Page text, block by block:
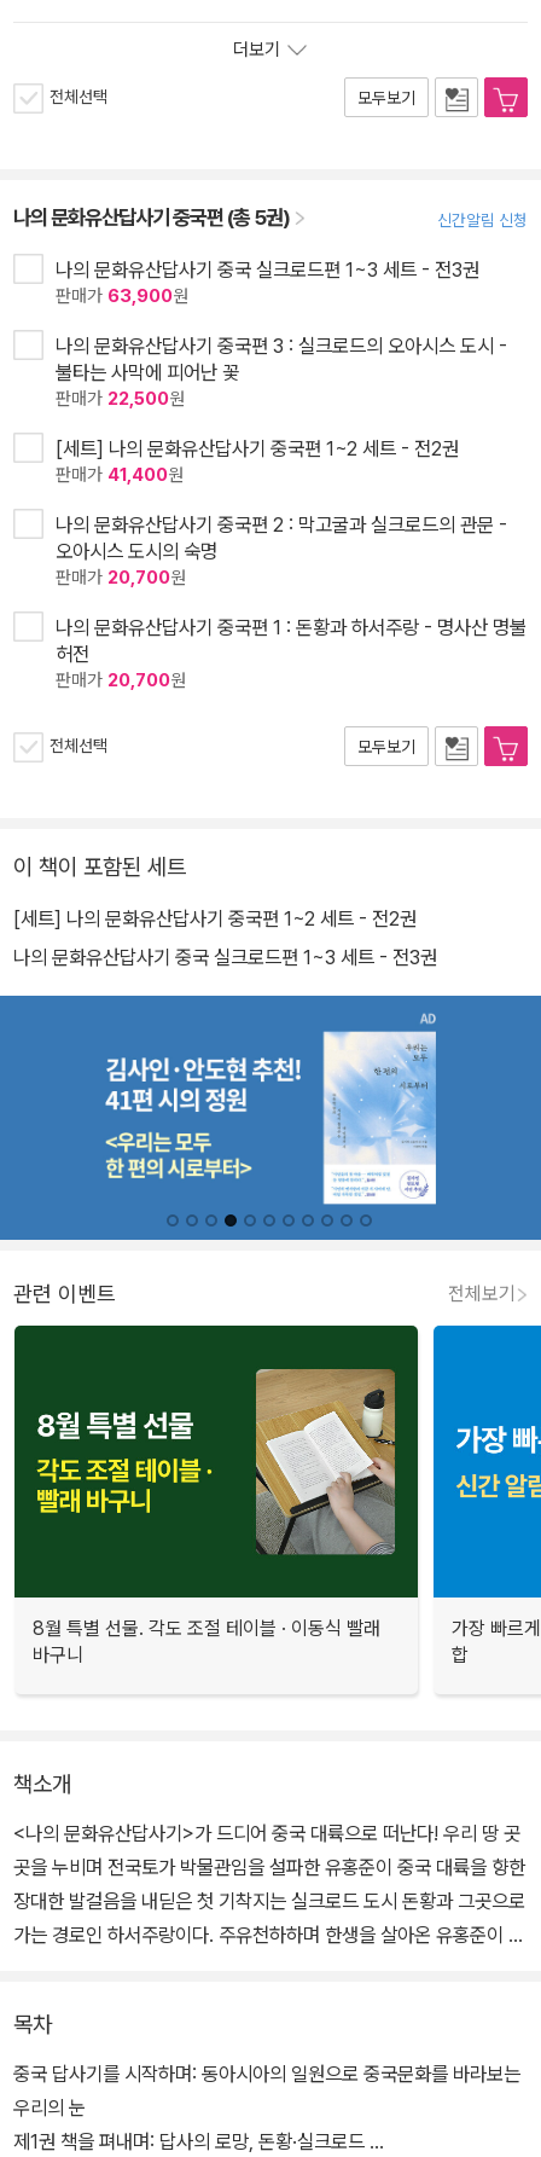
더보기
전체선택 모두보기
나의 문화유산답사기 중국편 (총 5권) 신간알림 신청
나의 문화유산답사기 중국 실크로드편 1~3 세트 - 전3권
판매가 63,900원
나의 문화유산답사기 중국편 3 : 실크로드의 오아시스 도시 -
불타는 사막에 피어난 꽃
판매가 22,500원
[세트] 나의 문화유산답사기 중국편 1~2 세트 - 전2권
판매가 41,400원
나의 문화유산답사기 중국편 2 : 막고굴과 실크로드의 관문 -
오아시스 도시의 숙명
판매가 20,700원
나의 문화유산답사기 중국편 1 : 돈황과 하서주랑 - 명사산 명불
허전
판매가 20,700원
전체선택 모두보기
이 책이 포함된 세트
[세트] 나의 문화유산답사기 중국편 1~2 세트 - 전2권
나의 문화유산답사기 중국 실크로드편 1~3 세트 - 전3권
관련 이벤트 전체보기
8월 특별 선물. 각도 조절 테이블 · 이동식 빨래
바구니
가장 빠르
합
책소개
<나의 문화유산답사기>가 드디어 중국 대륙으로 떠난다! 우리 땅 곳
곳을 누비며 전국토가 박물관임을 설파한 유홍준이 중국 대륙을 향한
장대한 발걸음을 내딛은 첫 기착지는 실크로드 도시 돈황과 그곳으로
가는 경로인 하서주랑이다. 주유천하하며 한생을 살아온 유홍준이 답
작된다.
‘명사산 명불허전’은 주나라.진나라의 본거지이자 <삼국지>의 무대
인 서안.관중평원에서 시작해 감숙성 하서주랑을 따라가며 만리장성
목차
중국 답사기를 시작하며: 동아시아의 일원으로 중국문화를 바라보는
우리의 눈
제1권 책을 펴내며: 답사의 로망, 돈황·실크로드